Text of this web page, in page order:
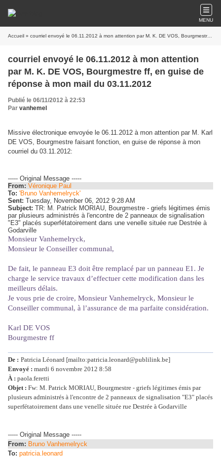
MENU
Accueil » courriel envoyé le 06.11.2012 à mon attention par M. K. DE VOS, Bourgmestre ff, en guise de réponse à mon mail du 03.11.2012
courriel envoyé le 06.11.2012 à mon attention
par M. K. DE VOS, Bourgmestre ff, en guise de
réponse à mon mail du 03.11.2012
Publié le 06/11/2012 à 22:53
Par vanhemel
Missive électronique envoyée le 06.11.2012 à mon attention par M. Karl
DE VOS, Bourgmestre faisant fonction, en guise de réponse à mon
courriel du 03.11.2012:
----- Original Message -----
From: Véronique Paul
To: 'Bruno Vanhemelryck'
Sent: Tuesday, November 06, 2012 9:28 AM
Subject: TR: M. Patrick MORIAU, Bourgmestre - griefs légitimes émis
par plusieurs administrés à l'encontre de 2 panneaux de signalisation
"E3" placés superfétatoirement dans une venelle située rue Destrée à
Godarville
Monsieur Vanhemelryck,
Monsieur le Conseiller communal,
De fait, le panneau E3 doit être remplacé par un panneau E1. Je
charge le service travaux d’effectuer cette modification dans les
meilleurs délais.
Je vous prie de croire, Monsieur Vanhemelryck, Monsieur le
Conseiller communal, à l’assurance de ma parfaite considération.
Karl DE VOS
Bourgmestre ff
De : Patricia Léonard [mailto:patricia.leonard@publilink.be]
Envoyé : mardi 6 novembre 2012 8:58
À : paola.feretti
Objet : Fw: M. Patrick MORIAU, Bourgmestre - griefs légitimes émis par
plusieurs administrés à l'encontre de 2 panneaux de signalisation "E3" placés
superfétatoirement dans une venelle située rue Destrée à Godarville
----- Original Message -----
From: Bruno Vanhemelryck
To: patricia.leonard